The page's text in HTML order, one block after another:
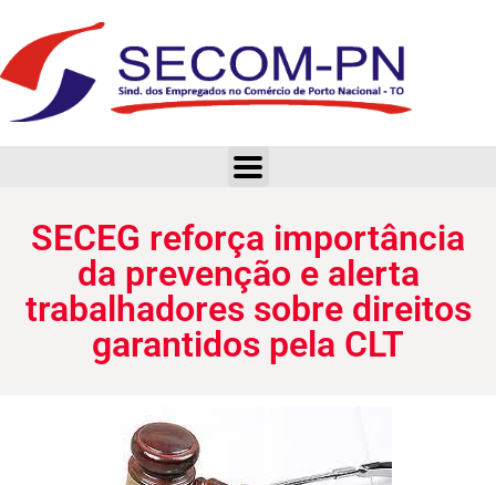
SECEG reforça importância
da prevenção e alerta
trabalhadores sobre direitos
garantidos pela CLT